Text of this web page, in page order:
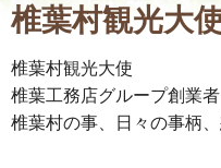
椎葉村観光大
椎葉村観光大使
椎葉工務店グループ創業
椎葉村の事、日々の事柄